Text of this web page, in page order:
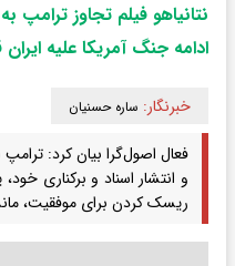
نتانیاهو فیلم تجاوز
ادامه جنگ آمریکا علیه
خبرنگار: ساره حسنیان
فعال اصول‌گرا بیان کرد:
و انتشار اسناد و برکناری
ریسک کردن برای موفقیت،